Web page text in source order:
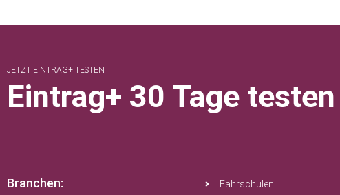
JETZT EINTRAG+ TESTEN
Eintrag+ 30 Tage testen
Branchen:
Fahrschulen